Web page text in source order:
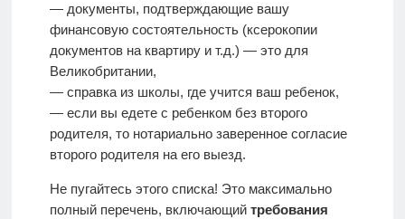
— документы, подтверждающие вашу
финансовую состоятельность (ксерокопии
документов на квартиру и т.д.) — это для
Великобритании,
— справка из школы, где учится ваш ребенок,
— если вы едете с ребенком без второго
родителя, то нотариально заверенное согласие
второго родителя на его выезд.
Не пугайтесь этого списка! Это максимально
полный перечень, включающий требования